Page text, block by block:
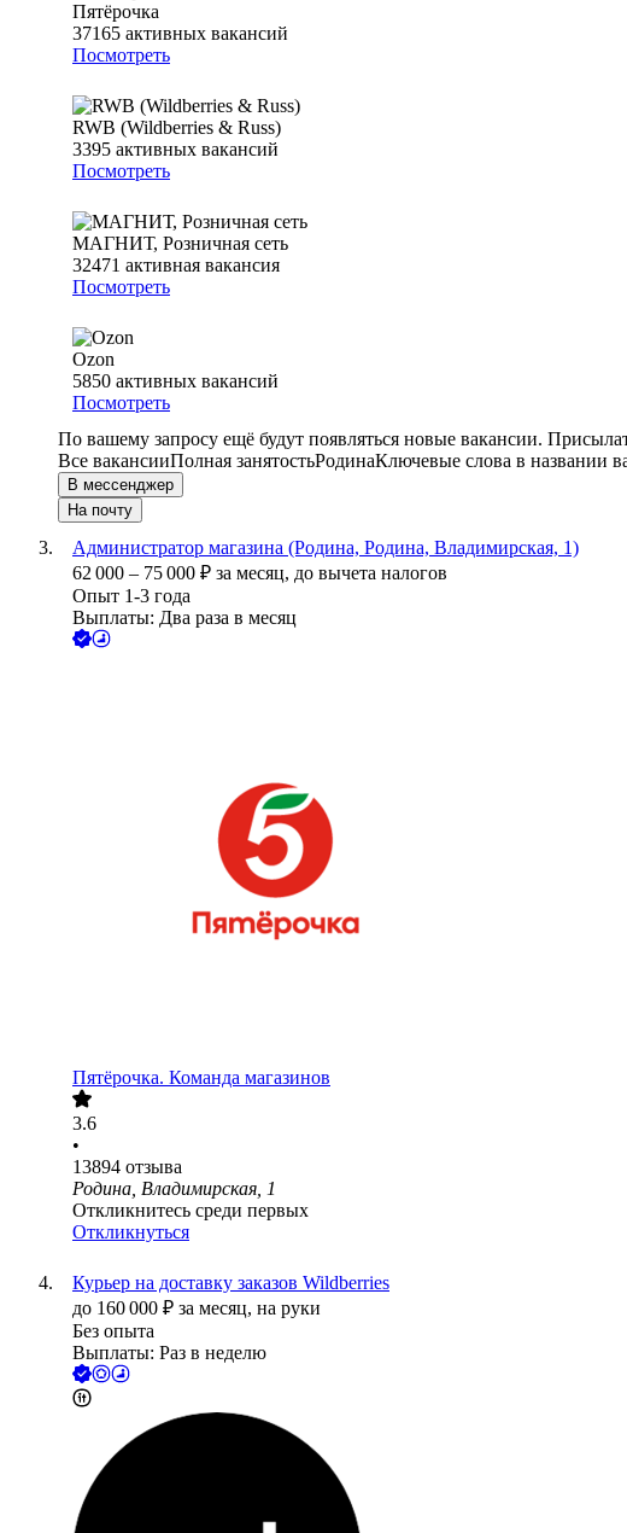
Пятёрочка
37165 активных вакансий
Посмотреть
RWB (Wildberries & Russ)
3395 активных вакансий
Посмотреть
МАГНИТ, Розничная сеть
32471 активная вакансия
Посмотреть
Ozon
5850 активных вакансий
Посмотреть
По вашему запросу ещё будут появляться новые вакансии.
Все вакансииПолная занятостьРодинаКлючевые слова в названии
В мессенджер
На почту
Администратор магазина (Родина, Родина, Владимирская, 1)
62 000 – 75 000 ₽ за месяц, до вычета налогов
Опыт 1-3 года
Выплаты: Два раза в месяц
Пятёрочка. Команда магазинов
3.6
•
13894 отзыва
Родина, Владимирская, 1
Откликнитесь среди первых
Откликнуться
Курьер на доставку заказов Wildberries
до 160 000 ₽ за месяц, на руки
Без опыта
Выплаты: Раз в неделю